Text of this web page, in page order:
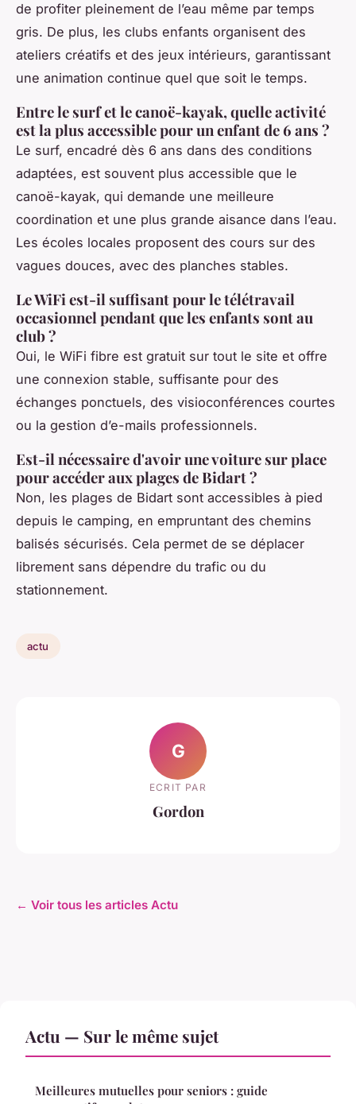
de profiter pleinement de l’eau même par temps
gris. De plus, les clubs enfants organisent des
ateliers créatifs et des jeux intérieurs, garantissant
une animation continue quel que soit le temps.
Entre le surf et le canoë-kayak, quelle activité
est la plus accessible pour un enfant de 6 ans ?
Le surf, encadré dès 6 ans dans des conditions
adaptées, est souvent plus accessible que le
canoë-kayak, qui demande une meilleure
coordination et une plus grande aisance dans l’eau.
Les écoles locales proposent des cours sur des
vagues douces, avec des planches stables.
Le WiFi est-il suffisant pour le télétravail
occasionnel pendant que les enfants sont au
club ?
Oui, le WiFi fibre est gratuit sur tout le site et offre
une connexion stable, suffisante pour des
échanges ponctuels, des visioconférences courtes
ou la gestion d’e-mails professionnels.
Est-il nécessaire d'avoir une voiture sur place
pour accéder aux plages de Bidart ?
Non, les plages de Bidart sont accessibles à pied
depuis le camping, en empruntant des chemins
balisés sécurisés. Cela permet de se déplacer
librement sans dépendre du trafic ou du
stationnement.
actu
G
ECRIT PAR
Gordon
← Voir tous les articles Actu
Actu — Sur le même sujet
Meilleures mutuelles pour seniors : guide